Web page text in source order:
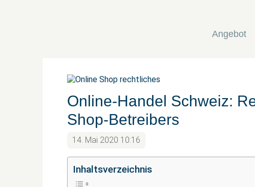
Angebot
Online-Handel Schweiz:
Shop-Betreibers
14. Mai 2020 10:16
Inhaltsverzeichnis